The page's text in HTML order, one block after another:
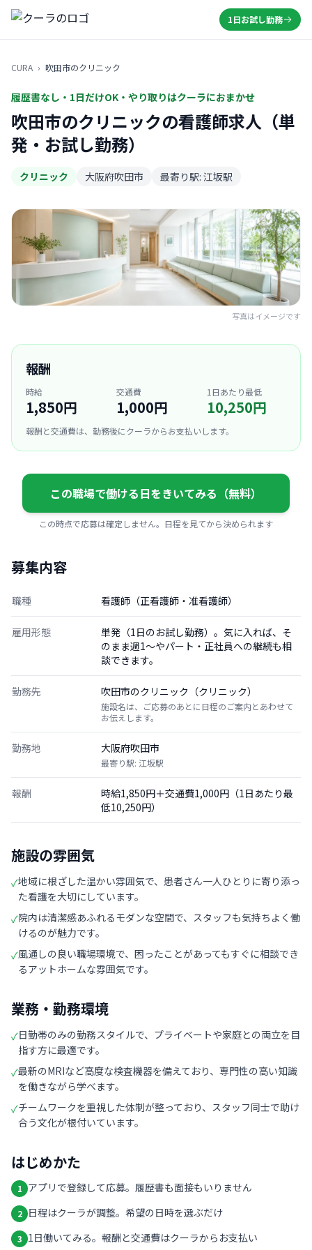
1日お試し勤務
CURA › 吹田市のクリニック
履歴書なし・1日だけOK・やり取りはクーラにおまかせ
吹田市のクリニックの看護師求人（単
発・お試し勤務）
クリニック 大阪府吹田市 最寄り駅: 江坂駅
写真はイメージです
報酬
時給
1,850円
交通費
1,000円
1日あたり最低
10,250円
報酬と交通費は、勤務後にクーラからお支払いします。
この職場で働ける日をきいてみる（無料）
この時点で応募は確定しません。日程を見てから決められます
募集内容
職種 看護師（正看護師・准看護師）
雇用形態
単発（1日のお試し勤務）。気に入れば、そ
のまま週1〜やパート・正社員への継続も相
談できます。
勤務先 吹田市のクリニック（クリニック）
施設名は、ご応募のあとに日程のご案内とあわせて
お伝えします。
勤務地 大阪府吹田市
最寄り駅: 江坂駅
報酬
時給1,850円＋交通費1,000円（1日あたり最
低10,250円）
施設の雰囲気
✓地域に根ざした温かい雰囲気で、患者さん一人ひとりに寄り添っ
た看護を大切にしています。
✓院内は清潔感あふれるモダンな空間で、スタッフも気持ちよく働
けるのが魅力です。
✓風通しの良い職場環境で、困ったことがあってもすぐに相談でき
るアットホームな雰囲気です。
業務・勤務環境
✓日勤帯のみの勤務スタイルで、プライベートや家庭との両立を目
指す方に最適です。
✓最新のMRIなど高度な検査機器を備えており、専門性の高い知識
を働きながら学べます。
✓チームワークを重視した体制が整っており、スタッフ同士で助け
合う文化が根付いています。
はじめかた
1 アプリで登録して応募。履歴書も面接もいりません
2 日程はクーラが調整。希望の日時を選ぶだけ
3 1日働いてみる。報酬と交通費はクーラからお支払い